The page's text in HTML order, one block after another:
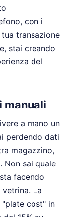
con i
transazione
stai creando
del
manuali
a mano un
perdendo dati
magazzino,
Non sai quale
facendo
La
"plate cost" in